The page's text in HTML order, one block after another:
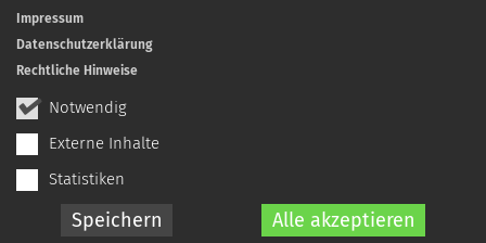
Notwendig
Externe Inhalte
Statistiken
Speichern Alle akzeptieren
Impressum
Datenschutzerklärung
Rechtliche Hinweise